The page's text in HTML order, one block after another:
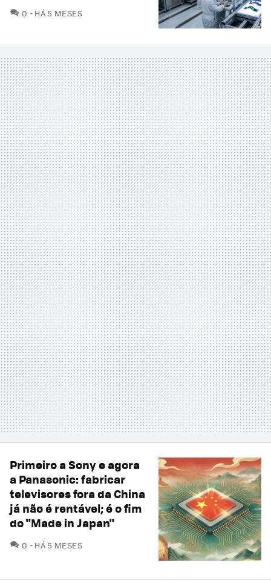
0 COMENTÁRIOS
HÁ 5 MESES
Primeiro a Sony e agora
a Panasonic: fabricar
televisores fora da China
já não é rentável; é o fim
do "Made in Japan"
0 COMENTÁRIOS
HÁ 5 MESES